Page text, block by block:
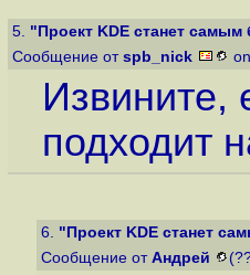
5. "Проект KDE станет
Сообщение от spb_nick
Извините,
подходит
6. "Проект KDE станет
Сообщение от Андрей